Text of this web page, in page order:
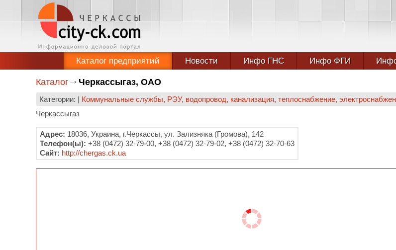
Каталог предприятий Новости Инфо ГНС Инфо ФГИ
Каталог Черкассыгаз, ОАО
Категории: | Коммунальные службы, РЭУ, водопровод, канализация, теплоснабжение,
Черкассыгаз
Адрес: 18036, Украина, г.Черкассы, ул. Зализняка (Громова), 142
Телефон(ы): +38 (0472) 32-79-00, +38 (0472) 32-79-02, +38 (0472) 32-70-63
Сайт: http://chergas.ck.ua